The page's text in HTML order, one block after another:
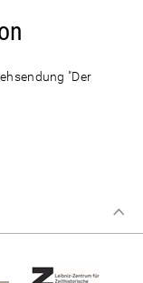
"Der